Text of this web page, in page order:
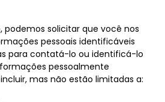
podemos solicitar que você nos
pessoais identificáveis
para contatá-lo ou identificá-lo
pessoalmente
mas não estão limitadas a: